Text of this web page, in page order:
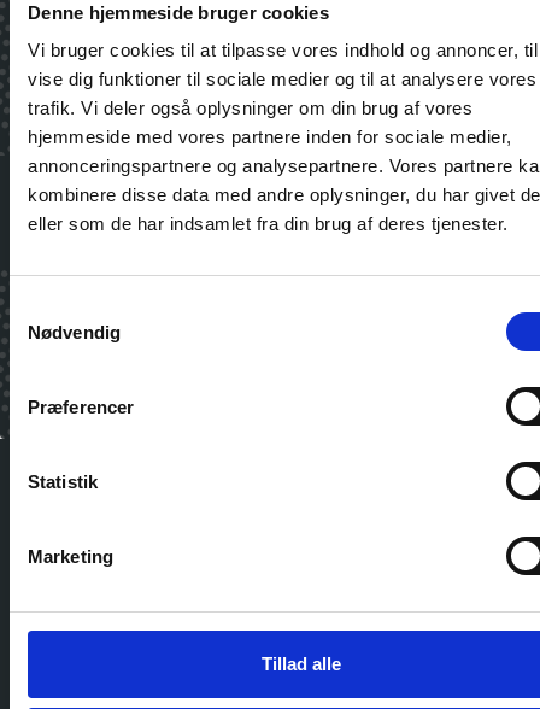
Denne hjemmeside bruger cookies
Vi bruger cookies til at tilpasse vores indhold og annoncer,
vise dig funktioner til sociale medier og til at analysere vores
trafik. Vi deler også oplysninger om din brug af vores
hjemmeside med vores partnere inden for sociale medier,
annonceringspartnere og analysepartnere. Vores partnere
kombinere disse data med andre oplysninger, du har givet
eller som de har indsamlet fra din brug af deres tjenester.
Samtykkevalg
Nødvendig
Præferencer
Statistik
Marketing
Tillad alle
Vil du være up-to-
date?
Tilmeld dig husets nyhedsbrev og modtag
nyheder, opdateringer og gode tilbud direkte
i din indbakke!
Jeg har læst og accepterer WTC Ballerup's
Tilmeld
Borupvang 3
2750 Ballerup
reception@wtcballerup.dk